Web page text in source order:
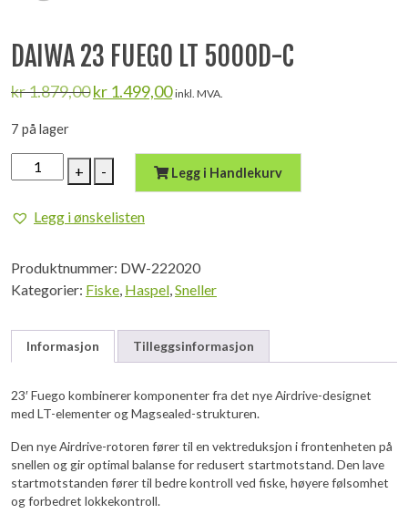
DAIWA 23 FUEGO LT 5000D-C
kr1.879,00 Opprinnelig
kr 1.499,00Nåværende
inkl. MVA.
7 på lager
+
DAIWA
23
LT
C
antall
- Legg i Handlekurv
Legg i ønskelisten
Produktnummer: DW-222020
Kategorier: Fiske, Haspel,Sneller
Informasjon Tilleggsinformasjon
23′ Fuego kombinerer komponenter fra det nye Airdrive-designet
med LT-elementer og Magsealed-strukturen.
Den nye Airdrive-rotoren fører til en vektreduksjon i frontenheten på
snellen og gir optimal balanse for redusert startmotstand. Den lave
startmotstanden fører til bedre kontroll ved fiske, høyere følsomhet
og forbedret lokkekontroll.